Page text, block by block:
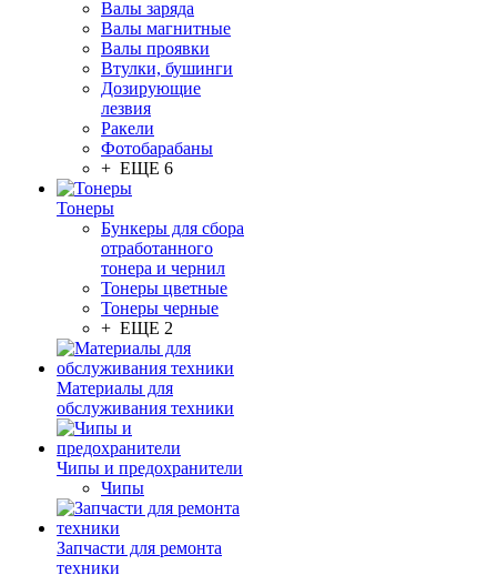
Валы заряда
Валы магнитные
Валы проявки
Втулки, бушинги
Дозирующие
лезвия
Ракели
Фотобарабаны
+ ЕЩЕ 6
Тонеры
Бункеры для сбора
отработанного
тонера и чернил
Тонеры цветные
Тонеры черные
+ ЕЩЕ 2
Материалы для
обслуживания техники
Чипы и предохранители
Чипы
Запчасти для ремонта
техники